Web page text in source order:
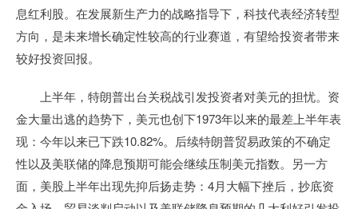
息红利股。在发展新生产力的战略指导下，科技代表经济转型
方向，是未来增长确定性较高的行业赛道，有望给投资者带来
较好投资回报。
上半年，特朗普出台关税战引发投资者对美元的担忧。资
金大量出逃的趋势下，美元也创下1973年以来的最差上半年表
现：今年以来已下跌10.82%。后续特朗普贸易政策的不确定
性以及美联储的降息预期可能会继续压制美元指数。另一方
面，美股上半年出现先抑后扬走势：4月大幅下挫后，抄底资